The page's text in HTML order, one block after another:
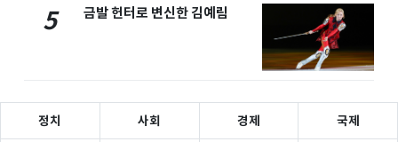
5 금발 헌터로 변신한 김예림
정치 사회 경제 국제